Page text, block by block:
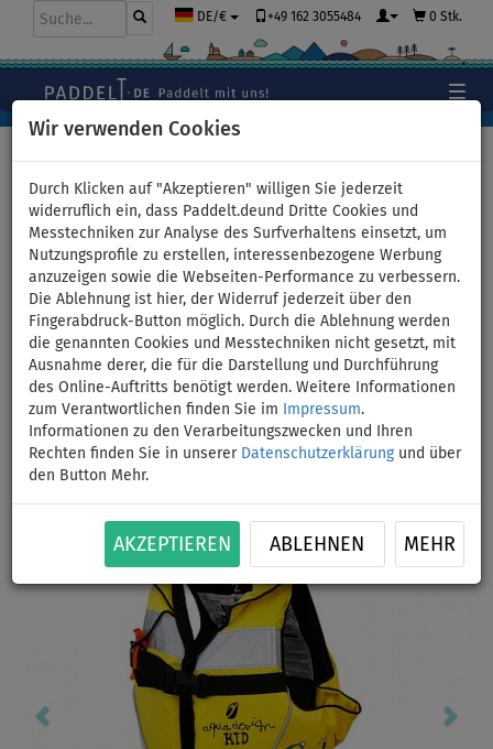
Wir verwenden Cookies
Durch Klicken auf "Akzeptieren" willigen Sie jederzeit
widerruflich ein, dass Paddelt.deund Dritte Cookies und
Messtechniken zur Analyse des Surfverhaltens einsetzt, um
Nutzungsprofile zu erstellen, interessenbezogene Werbung
anzuzeigen sowie die Webseiten-Performance zu verbessern.
Die Ablehnung ist hier, der Widerruf jederzeit über den
Fingerabdruck-Button möglich. Durch die Ablehnung werden
die genannten Cookies und Messtechniken nicht gesetzt, mit
Ausnahme derer, die für die Darstellung und Durchführung
des Online-Auftritts benötigt werden. Weitere Informationen
zum Verantwortlichen finden Sie im
Impressum.
Informationen zu den Verarbeitungszwecken und Ihren
Rechten finden Sie in unserer Datenschutzerklärungund über
den Button Mehr.
AKZEPTIEREN ABLEHNEN MEHR
DE/€ +49 162 3055484 0 Stk.
AQUADESIGN Piko 100N
Kinder Schwimmweste -
Größe: T1
BIS
-15 %
Previous